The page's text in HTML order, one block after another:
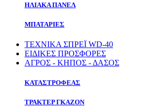
ΗΛΙΑΚΑ ΠΑΝΕΛ
ΜΠΑΤΑΡΙΕΣ
ΤΕΧΝΙΚΑ ΣΠΡΕΪ WD-40
ΕΙΔΙΚΕΣ ΠΡΟΣΦΟΡΕΣ
ΑΓΡΟΣ - ΚΗΠΟΣ - ΔΑΣΟΣ
ΚΑΤΑΣΤΡΟΦΕΑΣ
ΤΡΑΚΤΕΡ ΓΚΑΖΟΝ